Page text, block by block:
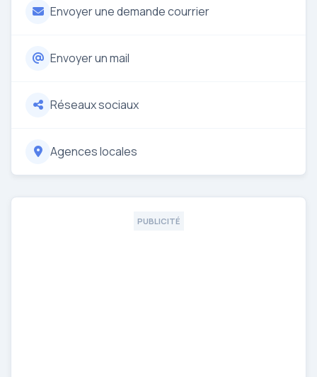
Envoyer une demande courrier
Envoyer un mail
Réseaux sociaux
Agences locales
PUBLICITÉ